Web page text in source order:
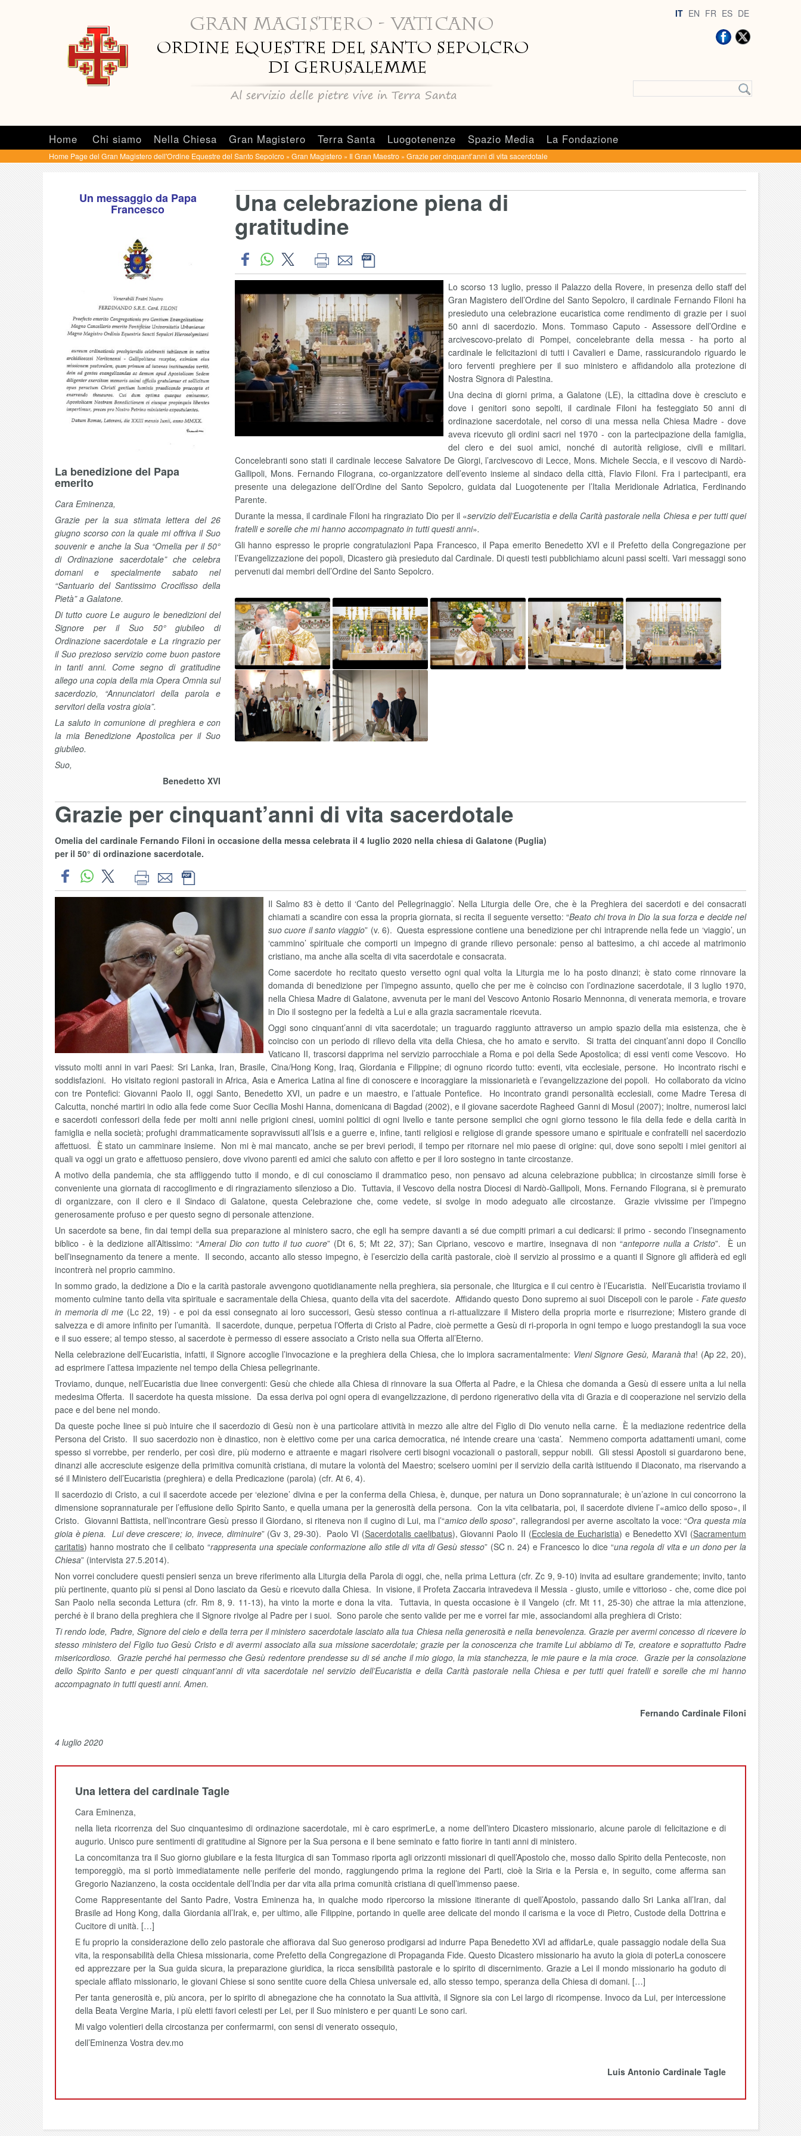
IT EN FR ES DE
Home Chi siamo Nella Chiesa Gran Magistero Terra Santa Luogotenenze Spazio Media La Fondazione
Home Page del Gran Magistero dell'Ordine Equestre del Santo Sepolcro » Gran Magistero » Il Gran Maestro » Grazie per cinquant’anni di vita sacerdotale
Un messaggio da Papa
Francesco
La benedizione del Papa
emerito
Cara Eminenza,
Grazie per la sua stimata lettera del 26
giugno scorso con la quale mi offriva il Suo
souvenir e anche la Sua “Omelia per il 50°
di Ordinazione sacerdotale” che celebra
domani e specialmente sabato nel
“Santuario del Santissimo Crocifisso della
Pietà” a Galatone.
Di tutto cuore Le auguro le benedizioni del
Signore per il Suo 50° giubileo di
Ordinazione sacerdotale e La ringrazio per
il Suo prezioso servizio come buon pastore
in tanti anni. Come segno di gratitudine
allego una copia della mia Opera Omnia sul
sacerdozio, “Annunciatori della parola e
servitori della vostra gioia”.
La saluto in comunione di preghiera e con
la mia Benedizione Apostolica per il Suo
giubileo.
Suo,
Benedetto XVI
Una celebrazione piena di
gratitudine
Lo scorso 13 luglio, presso il Palazzo della Rovere, in presenza dello staff del
Gran Magistero dell’Ordine del Santo Sepolcro, il cardinale Fernando Filoni ha
presieduto una celebrazione eucaristica come rendimento di grazie per i suoi
50 anni di sacerdozio. Mons. Tommaso Caputo - Assessore dell’Ordine e
arcivescovo-prelato di Pompei, concelebrante della messa - ha porto al
cardinale le felicitazioni di tutti i Cavalieri e Dame, rassicurandolo riguardo le
loro ferventi preghiere per il suo ministero e affidandolo alla protezione di
Nostra Signora di Palestina.
Una decina di giorni prima, a Galatone (LE), la cittadina dove è cresciuto e
dove i genitori sono sepolti, il cardinale Filoni ha festeggiato 50 anni di
ordinazione sacerdotale, nel corso di una messa nella Chiesa Madre - dove
aveva ricevuto gli ordini sacri nel 1970 - con la partecipazione della famiglia,
del clero e dei suoi amici, nonché di autorità religiose, civili e militari.
Concelebranti sono stati il cardinale leccese Salvatore De Giorgi, l’arcivescovo di Lecce, Mons. Michele Seccia, e il vescovo di Nardò-
Gallipoli, Mons. Fernando Filograna, co-organizzatore dell’evento insieme al sindaco della città, Flavio Filoni. Fra i partecipanti, era
presente una delegazione dell’Ordine del Santo Sepolcro, guidata dal Luogotenente per l’Italia Meridionale Adriatica, Ferdinando
Parente.
Durante la messa, il cardinale Filoni ha ringraziato Dio per il «servizio dell’Eucaristia e della Carità pastorale nella Chiesa e per tutti quei
fratelli e sorelle che mi hanno accompagnato in tutti questi anni».
Gli hanno espresso le proprie congratulazioni Papa Francesco, il Papa emerito Benedetto XVI e il Prefetto della Congregazione per
l’Evangelizzazione dei popoli, Dicastero già presieduto dal Cardinale. Di questi testi pubblichiamo alcuni passi scelti. Vari messaggi sono
pervenuti dai membri dell’Ordine del Santo Sepolcro.
Grazie per cinquant’anni di vita sacerdotale
Omelia del cardinale Fernando Filoni in occasione della messa celebrata il 4 luglio 2020 nella chiesa di Galatone (Puglia)
per il 50° di ordinazione sacerdotale.
Il Salmo 83 è detto il ‘Canto del Pellegrinaggio’. Nella Liturgia delle Ore, che è la Preghiera dei sacerdoti e dei consacrati
chiamati a scandire con essa la propria giornata, si recita il seguente versetto: “Beato chi trova in Dio la sua forza e decide nel
suo cuore il santo viaggio” (v. 6). Questa espressione contiene una benedizione per chi intraprende nella fede un ‘viaggio’, un
‘cammino’ spirituale che comporti un impegno di grande rilievo personale: penso al battesimo, a chi accede al matrimonio
cristiano, ma anche alla scelta di vita sacerdotale e consacrata.
Come sacerdote ho recitato questo versetto ogni qual volta la Liturgia me lo ha posto dinanzi; è stato come rinnovare la
domanda di benedizione per l’impegno assunto, quello che per me è coinciso con l’ordinazione sacerdotale, il 3 luglio 1970,
nella Chiesa Madre di Galatone, avvenuta per le mani del Vescovo Antonio Rosario Mennonna, di venerata memoria, e trovare
in Dio il sostegno per la fedeltà a Lui e alla grazia sacramentale ricevuta.
Oggi sono cinquant’anni di vita sacerdotale; un traguardo raggiunto attraverso un ampio spazio della mia esistenza, che è
coinciso con un periodo di rilievo della vita della Chiesa, che ho amato e servito. Si tratta dei cinquant’anni dopo il Concilio
Vaticano II, trascorsi dapprima nel servizio parrocchiale a Roma e poi della Sede Apostolica; di essi venti come Vescovo. Ho
vissuto molti anni in vari Paesi: Sri Lanka, Iran, Brasile, Cina/Hong Kong, Iraq, Giordania e Filippine; di ognuno ricordo tutto: eventi, vita ecclesiale, persone. Ho incontrato rischi e
soddisfazioni. Ho visitato regioni pastorali in Africa, Asia e America Latina al fine di conoscere e incoraggiare la missionarietà e l’evangelizzazione dei popoli. Ho collaborato da vicino
con tre Pontefici: Giovanni Paolo II, oggi Santo, Benedetto XVI, un padre e un maestro, e l’attuale Pontefice. Ho incontrato grandi personalità ecclesiali, come Madre Teresa di
Calcutta, nonché martiri in odio alla fede come Suor Cecilia Moshi Hanna, domenicana di Bagdad (2002), e il giovane sacerdote Ragheed Ganni di Mosul (2007); inoltre, numerosi laici
e sacerdoti confessori della fede per molti anni nelle prigioni cinesi, uomini politici di ogni livello e tante persone semplici che ogni giorno tessono le fila della fede e della carità in
famiglia e nella società; profughi drammaticamente sopravvissuti all’Isis e a guerre e, infine, tanti religiosi e religiose di grande spessore umano e spirituale e confratelli nel sacerdozio
affettuosi. È stato un camminare insieme. Non mi è mai mancato, anche se per brevi periodi, il tempo per ritornare nel mio paese di origine: qui, dove sono sepolti i miei genitori ai
quali va oggi un grato e affettuoso pensiero, dove vivono parenti ed amici che saluto con affetto e per il loro sostegno in tante circostanze.
A motivo della pandemia, che sta affliggendo tutto il mondo, e di cui conosciamo il drammatico peso, non pensavo ad alcuna celebrazione pubblica; in circostanze simili forse è
conveniente una giornata di raccoglimento e di ringraziamento silenzioso a Dio. Tuttavia, il Vescovo della nostra Diocesi di Nardò-Gallipoli, Mons. Fernando Filograna, si è premurato
di organizzare, con il clero e il Sindaco di Galatone, questa Celebrazione che, come vedete, si svolge in modo adeguato alle circostanze. Grazie vivissime per l’impegno
generosamente profuso e per questo segno di personale attenzione.
Un sacerdote sa bene, fin dai tempi della sua preparazione al ministero sacro, che egli ha sempre davanti a sé due compiti primari a cui dedicarsi: il primo - secondo l’insegnamento
biblico - è la dedizione all’Altissimo: “Amerai Dio con tutto il tuo cuore” (Dt 6, 5; Mt 22, 37); San Cipriano, vescovo e martire, insegnava di non “anteporre nulla a Cristo”. È un
bell’insegnamento da tenere a mente. Il secondo, accanto allo stesso impegno, è l’esercizio della carità pastorale, cioè il servizio al prossimo e a quanti il Signore gli affiderà ed egli
incontrerà nel proprio cammino.
In sommo grado, la dedizione a Dio e la carità pastorale avvengono quotidianamente nella preghiera, sia personale, che liturgica e il cui centro è l’Eucaristia. Nell’Eucaristia troviamo il
momento culmine tanto della vita spirituale e sacramentale della Chiesa, quanto della vita del sacerdote. Affidando questo Dono supremo ai suoi Discepoli con le parole - Fate questo
in memoria di me (Lc 22, 19) - e poi da essi consegnato ai loro successori, Gesù stesso continua a ri-attualizzare il Mistero della propria morte e risurrezione; Mistero grande di
salvezza e di amore infinito per l’umanità. Il sacerdote, dunque, perpetua l’Offerta di Cristo al Padre, cioè permette a Gesù di ri-proporla in ogni tempo e luogo prestandogli la sua voce
e il suo essere; al tempo stesso, al sacerdote è permesso di essere associato a Cristo nella sua Offerta all’Eterno.
Nella celebrazione dell’Eucaristia, infatti, il Signore accoglie l’invocazione e la preghiera della Chiesa, che lo implora sacramentalmente: Vieni Signore Gesù, Maranà tha! (Ap 22, 20),
ad esprimere l’attesa impaziente nel tempo della Chiesa pellegrinante.
Troviamo, dunque, nell’Eucaristia due linee convergenti: Gesù che chiede alla Chiesa di rinnovare la sua Offerta al Padre, e la Chiesa che domanda a Gesù di essere unita a lui nella
medesima Offerta. Il sacerdote ha questa missione. Da essa deriva poi ogni opera di evangelizzazione, di perdono rigenerativo della vita di Grazia e di cooperazione nel servizio della
pace e del bene nel mondo.
Da queste poche linee si può intuire che il sacerdozio di Gesù non è una particolare attività in mezzo alle altre del Figlio di Dio venuto nella carne. È la mediazione redentrice della
Persona del Cristo. Il suo sacerdozio non è dinastico, non è elettivo come per una carica democratica, né intende creare una ‘casta’. Nemmeno comporta adattamenti umani, come
spesso si vorrebbe, per renderlo, per così dire, più moderno e attraente e magari risolvere certi bisogni vocazionali o pastorali, seppur nobili. Gli stessi Apostoli si guardarono bene,
dinanzi alle accresciute esigenze della primitiva comunità cristiana, di mutare la volontà del Maestro; scelsero uomini per il servizio della carità istituendo il Diaconato, ma riservando a
sé il Ministero dell’Eucaristia (preghiera) e della Predicazione (parola) (cfr. At 6, 4).
Il sacerdozio di Cristo, a cui il sacerdote accede per ‘elezione’ divina e per la conferma della Chiesa, è, dunque, per natura un Dono soprannaturale; è un’azione in cui concorrono la
dimensione soprannaturale per l’effusione dello Spirito Santo, e quella umana per la generosità della persona. Con la vita celibataria, poi, il sacerdote diviene l’«amico dello sposo», il
Cristo. Giovanni Battista, nell’incontrare Gesù presso il Giordano, si riteneva non il cugino di Lui, ma l’“amico dello sposo”, rallegrandosi per averne ascoltato la voce: “Ora questa mia
gioia è piena. Lui deve crescere; io, invece, diminuire” (Gv 3, 29-30). Paolo VI (Sacerdotalis caelibatus), Giovanni Paolo II (Ecclesia de Eucharistia) e Benedetto XVI (Sacramentum
caritatis) hanno mostrato che il celibato “rappresenta una speciale conformazione allo stile di vita di Gesù stesso” (SC n. 24) e Francesco lo dice “una regola di vita e un dono per la
Chiesa” (intervista 27.5.2014).
Non vorrei concludere questi pensieri senza un breve riferimento alla Liturgia della Parola di oggi, che, nella prima Lettura (cfr. Zc 9, 9-10) invita ad esultare grandemente; invito, tanto
più pertinente, quanto più si pensi al Dono lasciato da Gesù e ricevuto dalla Chiesa. In visione, il Profeta Zaccaria intravedeva il Messia - giusto, umile e vittorioso - che, come dice poi
San Paolo nella seconda Lettura (cfr. Rm 8, 9. 11-13), ha vinto la morte e dona la vita. Tuttavia, in questa occasione è il Vangelo (cfr. Mt 11, 25-30) che attrae la mia attenzione,
perché è il brano della preghiera che il Signore rivolge al Padre per i suoi. Sono parole che sento valide per me e vorrei far mie, associandomi alla preghiera di Cristo:
Ti rendo lode, Padre, Signore del cielo e della terra per il ministero sacerdotale lasciato alla tua Chiesa nella generosità e nella benevolenza. Grazie per avermi concesso di ricevere lo
stesso ministero del Figlio tuo Gesù Cristo e di avermi associato alla sua missione sacerdotale; grazie per la conoscenza che tramite Lui abbiamo di Te, creatore e soprattutto Padre
misericordioso. Grazie perché hai permesso che Gesù redentore prendesse su di sé anche il mio giogo, la mia stanchezza, le mie paure e la mia croce. Grazie per la consolazione
dello Spirito Santo e per questi cinquant’anni di vita sacerdotale nel servizio dell’Eucaristia e della Carità pastorale nella Chiesa e per tutti quei fratelli e sorelle che mi hanno
accompagnato in tutti questi anni. Amen.
Fernando Cardinale Filoni
4 luglio 2020
Una lettera del cardinale Tagle
Cara Eminenza,
nella lieta ricorrenza del Suo cinquantesimo di ordinazione sacerdotale, mi è caro esprimerLe, a nome dell’intero Dicastero missionario, alcune parole di felicitazione e di
augurio. Unisco pure sentimenti di gratitudine al Signore per la Sua persona e il bene seminato e fatto fiorire in tanti anni di ministero.
La concomitanza tra il Suo giorno giubilare e la festa liturgica di san Tommaso riporta agli orizzonti missionari di quell’Apostolo che, mosso dallo Spirito della Pentecoste, non
temporeggiò, ma si portò immediatamente nelle periferie del mondo, raggiungendo prima la regione dei Parti, cioè la Siria e la Persia e, in seguito, come afferma san
Gregorio Nazianzeno, la costa occidentale dell’India per dar vita alla prima comunità cristiana di quell’immenso paese.
Come Rappresentante del Santo Padre, Vostra Eminenza ha, in qualche modo ripercorso la missione itinerante di quell’Apostolo, passando dallo Sri Lanka all’Iran, dal
Brasile ad Hong Kong, dalla Giordania all’Irak, e, per ultimo, alle Filippine, portando in quelle aree delicate del mondo il carisma e la voce di Pietro, Custode della Dottrina e
Cucitore di unità. […]
E fu proprio la considerazione dello zelo pastorale che affiorava dal Suo generoso prodigarsi ad indurre Papa Benedetto XVI ad affidarLe, quale passaggio nodale della Sua
vita, la responsabilità della Chiesa missionaria, come Prefetto della Congregazione di Propaganda Fide. Questo Dicastero missionario ha avuto la gioia di poterLa conoscere
ed apprezzare per la Sua guida sicura, la preparazione giuridica, la ricca sensibilità pastorale e lo spirito di discernimento. Grazie a Lei il mondo missionario ha goduto di
speciale afflato missionario, le giovani Chiese si sono sentite cuore della Chiesa universale ed, allo stesso tempo, speranza della Chiesa di domani. […]
Per tanta generosità e, più ancora, per lo spirito di abnegazione che ha connotato la Sua attività, il Signore sia con Lei largo di ricompense. Invoco da Lui, per intercessione
della Beata Vergine Maria, i più eletti favori celesti per Lei, per il Suo ministero e per quanti Le sono cari.
Mi valgo volentieri della circostanza per confermarmi, con sensi di venerato ossequio,
dell’Eminenza Vostra dev.mo
Luis Antonio Cardinale Tagle